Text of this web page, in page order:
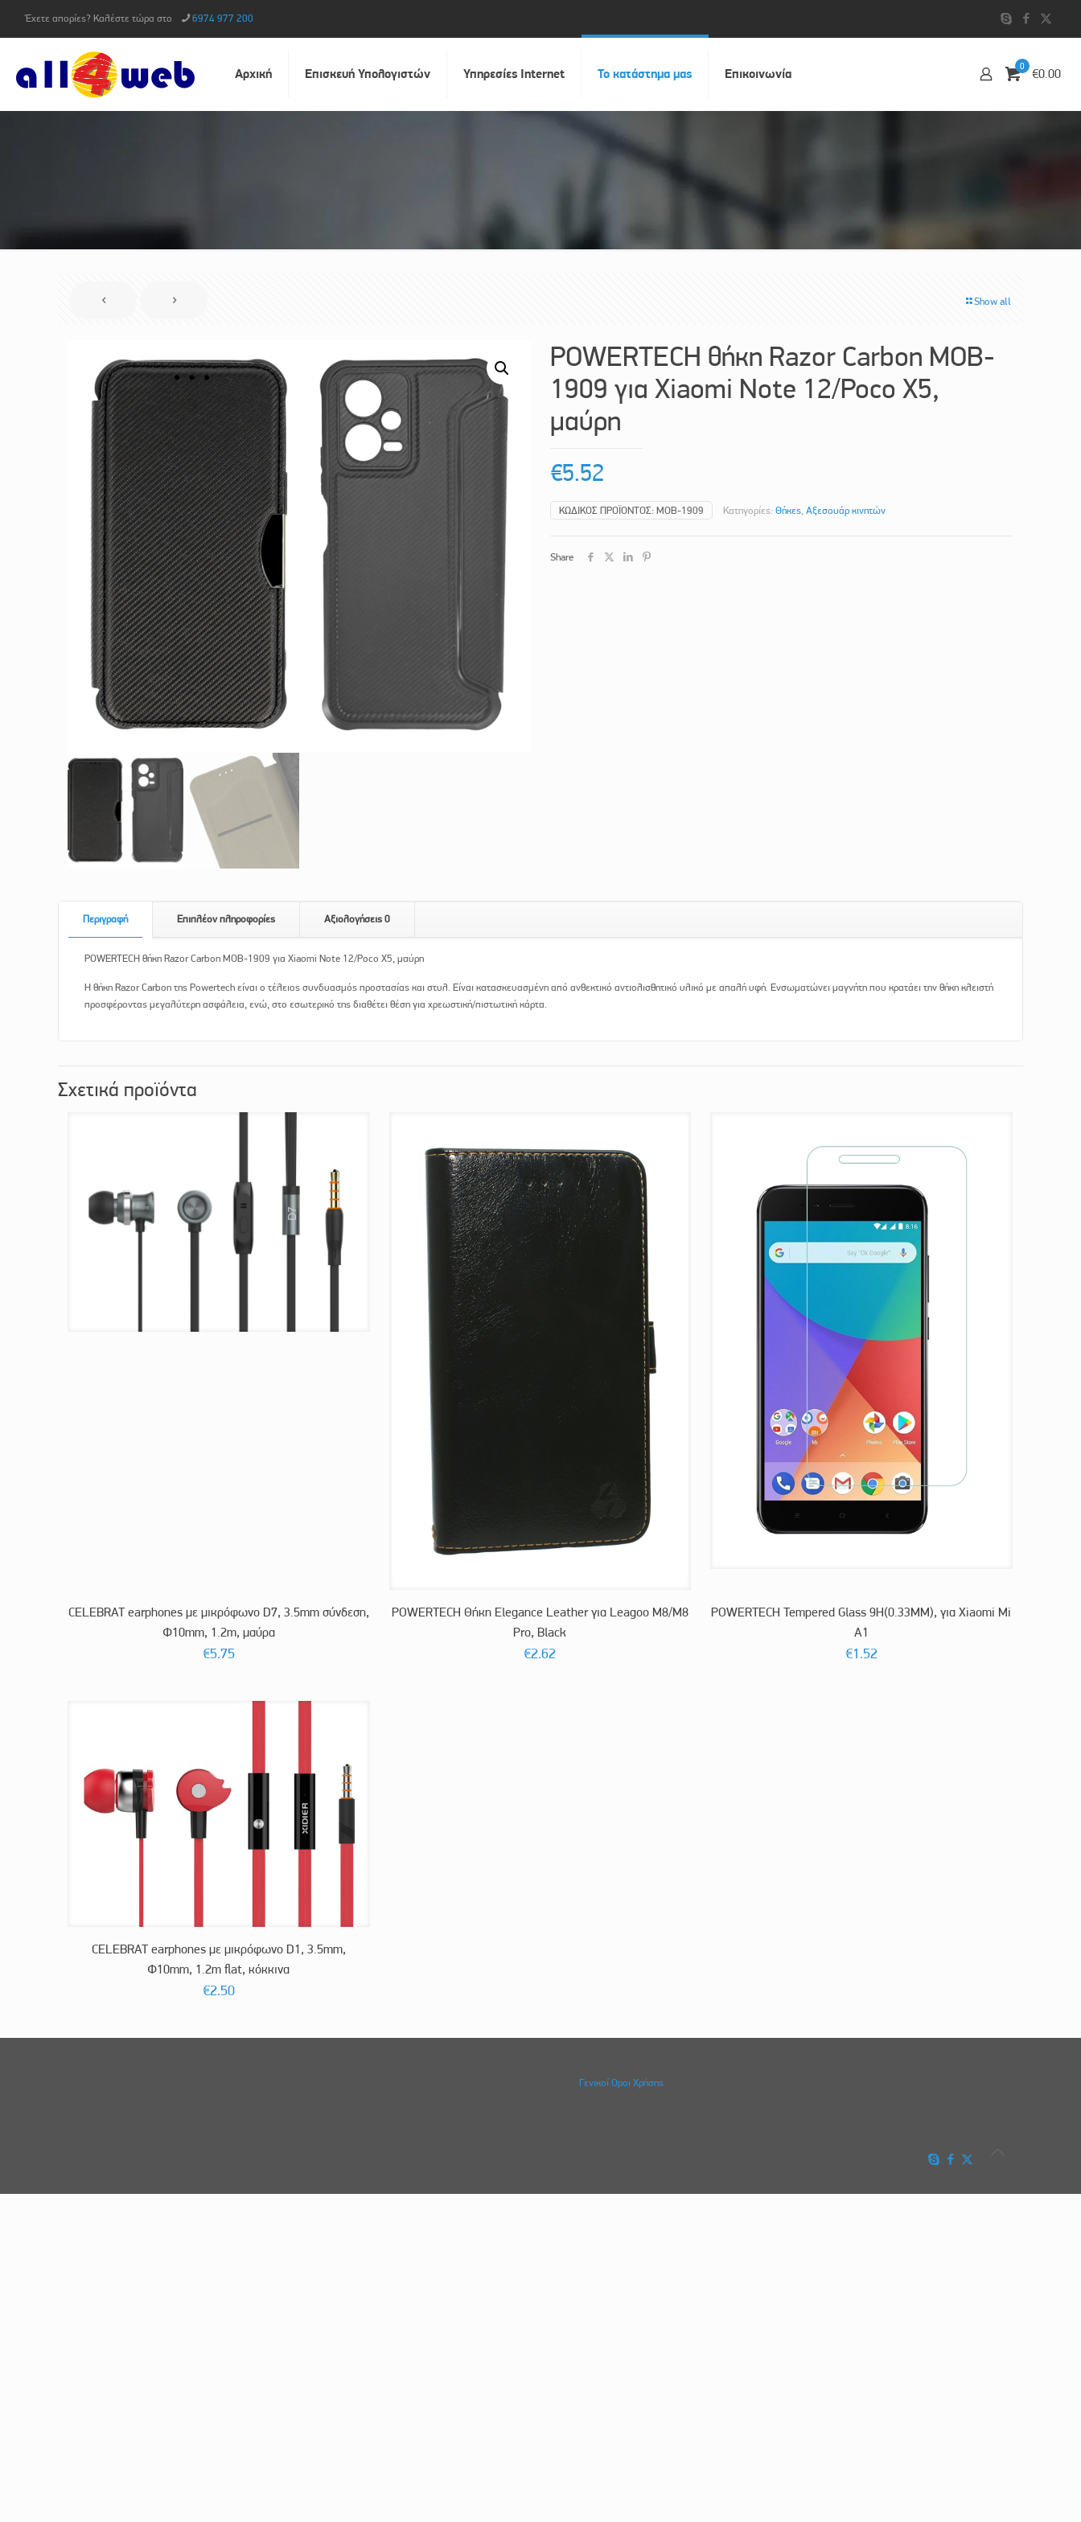
Έχετε απορίες? Καλέστε τώρα στο 6974 977 200
Αρχική Επισκευή Υπολογιστών Υπηρεσίες Internet Το κατάστημα μας Επικοινωvία 0 €0.00
Show all
POWERTECH θήκη Razor Carbon MOB-
1909 για Xiaomi Note 12/Poco X5,
μαύρη
€5.52
ΚΩΔΙΚΌΣ ΠΡΟΪΌΝΤΟΣ: MOB-1909 Κατηγορίες: Θήκες, Αξεσουάρ κινητών
Share
Περιγραφή Επιπλέον πληροφορίες Αξιολογήσεις 0
POWERTECH θήκη Razor Carbon MOB-1909 για Xiaomi Note 12/Poco X5, μαύρη
Η θήκη Razor Carbon της Powertech είναι ο τέλειος συνδυασμός προστασίας και στυλ. Είναι κατασκευασμένη από ανθεκτικό αντιολισθητικό υλικό με απαλή υφή. Ενσωματώνει μαγνήτη που κρατάει την θήκη κλειστή
προσφέροντας μεγαλύτερη ασφάλεια, ενώ, στο εσωτερικό της διαθέτει θέση για χρεωστική/πιστωτική κάρτα.
Σχετικά προϊόντα
CELEBRAT earphones με μικρόφωνο D7, 3.5mm σύνδεση,
Φ10mm, 1.2m, μαύρα
€5.75
POWERTECH Θήκη Elegance Leather για Leagoo M8/M8
Pro, Black
€2.62
POWERTECH Tempered Glass 9H(0.33MM), για Xiaomi Mi
A1
€1.52
CELEBRAT earphones με μικρόφωνο D1, 3.5mm,
Φ10mm, 1.2m flat, κόκκινα
€2.50
Γενικοί Οροι Χρήσης